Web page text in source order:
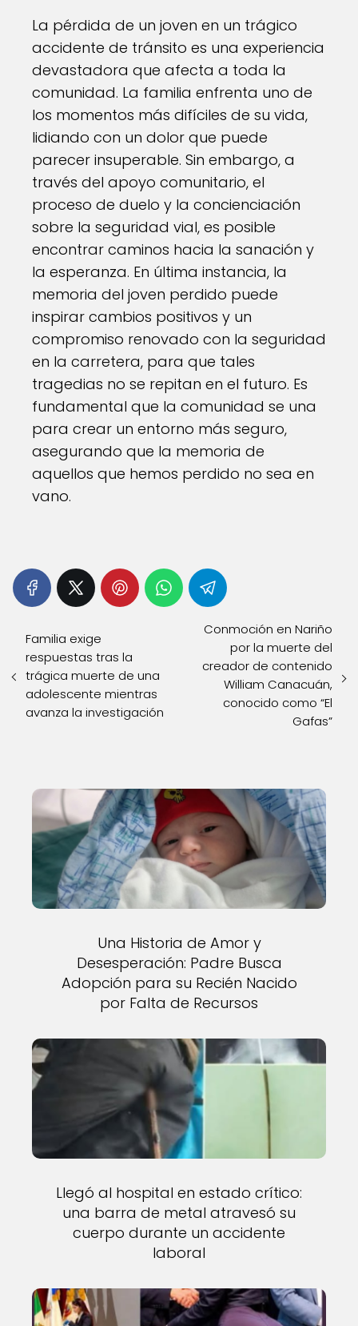
La pérdida de un joven en un trágico
accidente de tránsito es una experiencia
devastadora que afecta a toda la
comunidad. La familia enfrenta uno de
los momentos más difíciles de su vida,
lidiando con un dolor que puede
parecer insuperable. Sin embargo, a
través del apoyo comunitario, el
proceso de duelo y la concienciación
sobre la seguridad vial, es posible
encontrar caminos hacia la sanación y
la esperanza. En última instancia, la
memoria del joven perdido puede
inspirar cambios positivos y un
compromiso renovado con la seguridad
en la carretera, para que tales
tragedias no se repitan en el futuro. Es
fundamental que la comunidad se una
para crear un entorno más seguro,
asegurando que la memoria de
aquellos que hemos perdido no sea en
vano.
Familia exige
respuestas tras la
trágica muerte de una
adolescente mientras
avanza la investigación
Conmoción en Nariño
por la muerte del
creador de contenido
William Canacuán,
conocido como “El
Gafas”
Una Historia de Amor y
Desesperación: Padre Busca
Adopción para su Recién Nacido
por Falta de Recursos
Llegó al hospital en estado crítico:
una barra de metal atravesó su
cuerpo durante un accidente
laboral